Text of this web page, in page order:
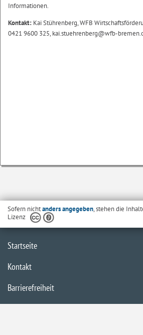
Informationen.
Kontakt: Kai Stührenberg, WFB
0421 9600 325, kai.stuehrenberg@wfb-
Sofern nichtanders angegeben, stehen die
Lizenz
Startseite
Kontakt
Barrierefreiheit